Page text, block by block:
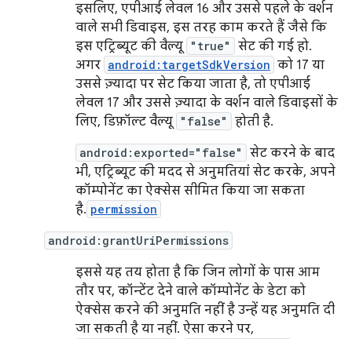
इसलिए, एपीआई लेवल 16 और उससे पहले के वर्शन
वाले सभी डिवाइस, इस तरह काम करते हैं जैसे कि
इस एट्रिब्यूट की वैल्यू "true"
सेट की गई हो.
अगर android:targetSdkVersion को 17 या
उससे ज़्यादा पर सेट किया जाता है, तो एपीआई
लेवल 17 और उससे ज़्यादा के वर्शन वाले डिवाइसों के
लिए, डिफ़ॉल्ट वैल्यू "false" होती है.
android:exported="false"
सेट करने के बाद
भी, एट्रिब्यूट की मदद से अनुमतियां सेट करके, अपने
कॉम्पोनेंट का ऐक्सेस सीमित किया जा सकता
है. permission
android:grantUriPermissions
इससे यह तय होता है कि जिन लोगों के पास आम
तौर पर, कॉन्टेंट देने वाले कॉम्पोनेंट के डेटा को
ऐक्सेस करने की अनुमति नहीं है उन्हें यह अनुमति दी
जा सकती है या नहीं. ऐसा करने पर,